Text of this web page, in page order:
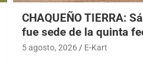
CHAQUEÑO TIERRA:
fue sede de la quinta
5 agosto, 2026 E-Kart